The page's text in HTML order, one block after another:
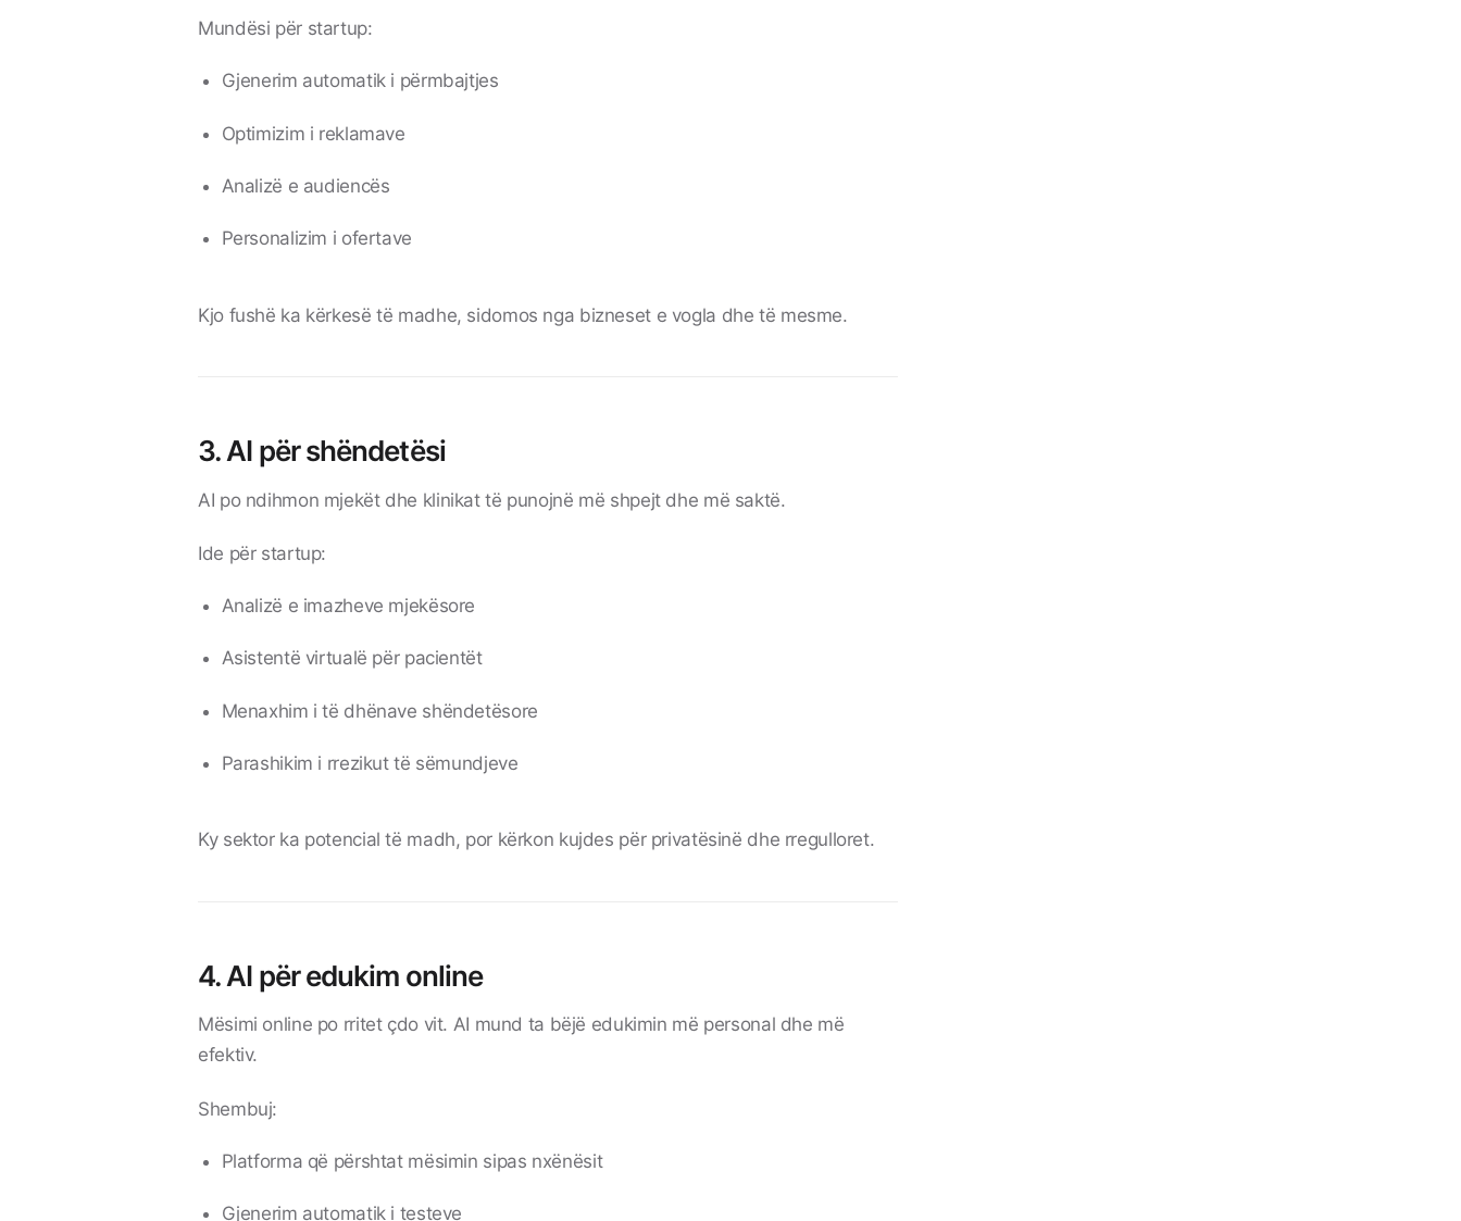
Mundësi për startup:
Gjenerim automatik i përmbajtjes
Optimizim i reklamave
Analizë e audiencës
Personalizim i ofertave
Kjo fushë ka kërkesë të madhe, sidomos nga bizneset e vogla dhe të mesme.
3. AI për shëndetësi
AI po ndihmon mjekët dhe klinikat të punojnë më shpejt dhe më saktë.
Ide për startup:
Analizë e imazheve mjekësore
Asistentë virtualë për pacientët
Menaxhim i të dhënave shëndetësore
Parashikim i rrezikut të sëmundjeve
Ky sektor ka potencial të madh, por kërkon kujdes për privatësinë dhe rregulloret.
4. AI për edukim online
Mësimi online po rritet çdo vit. AI mund ta bëjë edukimin më personal dhe më
efektiv.
Shembuj:
Platforma që përshtat mësimin sipas nxënësit
Gjenerim automatik i testeve